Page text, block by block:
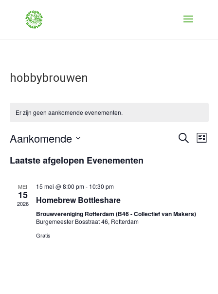
hobbybrouwen
Er zijn geen aankomende evenementen.
Zoeken
Lijst
Aankomende
een
Laatste afgelopen Evenementen
MEI
15
2026
15 mei @ 8:00 pm- 10:30 pm
Homebrew Bottleshare
Brouwvereniging Rotterdam (B46 - Collectief van Makers)
Burgemeester Bosstraat 46, Rotterdam
Gratis